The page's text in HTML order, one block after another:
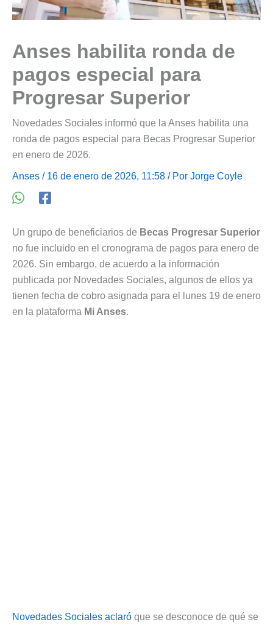
Anses habilita ronda de
pagos especial para
Progresar Superior
Novedades Sociales informó que la Anses habilita una
ronda de pagos especial para Becas Progresar Superior
en enero de 2026.
Anses / 16 de enero de 2026, 11:58 / Por Jorge Coyle
Un grupo de beneficiarios de Becas Progresar Superior
no fue incluido en el cronograma de pagos para enero de
2026. Sin embargo, de acuerdo a la información
publicada por Novedades Sociales, algunos de ellos ya
tienen fecha de cobro asignada para el lunes 19 de enero
en la plataforma Mi Anses.
Novedades Sociales aclaró que se desconoce de qué se